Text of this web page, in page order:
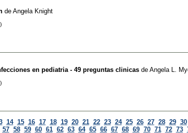
de Angela Knight
en pediatria - 49 preguntas clinicas de Angela L.
14 15 16 17 18 19 20 21 22 23 24 25 26 27 28 29 30
57 58 59 60 61 62 63 64 65 66 67 68 69 70 71 72 73